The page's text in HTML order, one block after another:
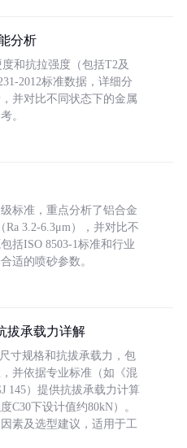
分析
和抗拉强度（包括T2及
2012标准数据，详细分
并对比不同状态下的金属
。
标准，重点分析了铝合金
3.2-6.3μm），并对比不
括ISO 8503-1标准和行业
适的喷砂参数。
拔承载力详解
寸规格和抗拔承载力，包
并依据专业标准（如《混
145）提供抗拔承载力计算
C30下设计值约80kN）。
素及选型建议，适用于工